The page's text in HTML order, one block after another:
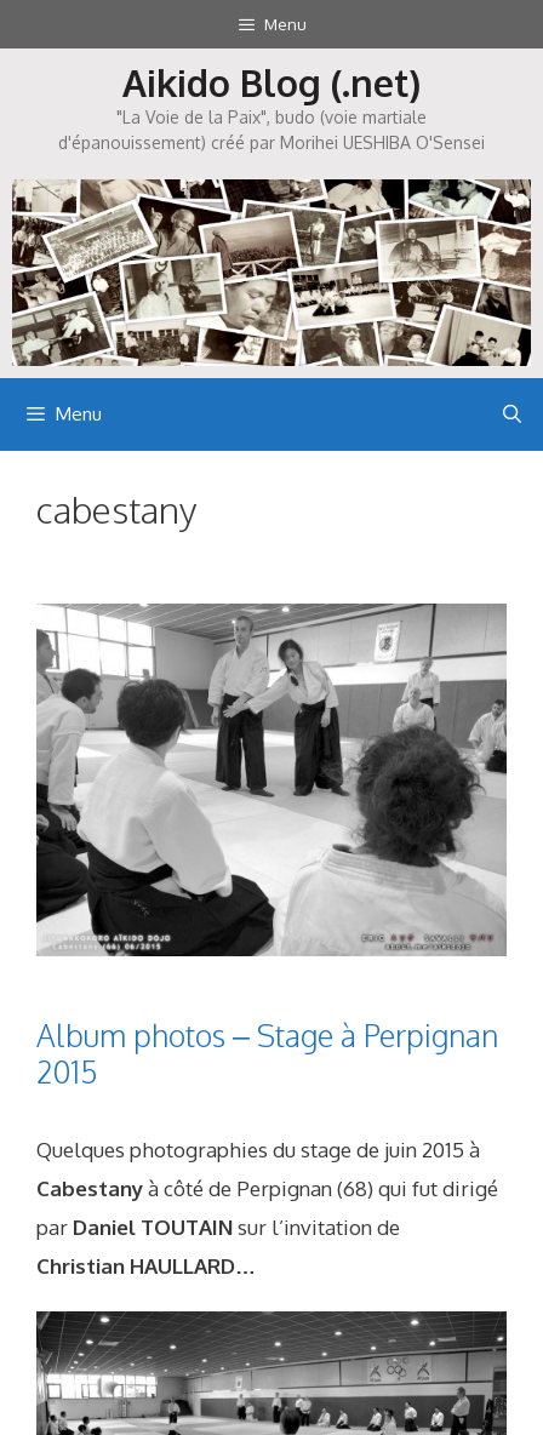
au
Menu
Aikido Blog (.net)
"La Voie de la Paix", budo (voie martiale
d'épanouissement) créé par Morihei UESHIBA O'Sensei
Menu
cabestany
Album photos – Stage à Perpignan
2015
Quelques photographies du stage de juin 2015 à
Cabestanyà côté de Perpignan (68) qui fut dirigé
par Daniel TOUTAINsur l’invitation de
Christian HAULLARD…